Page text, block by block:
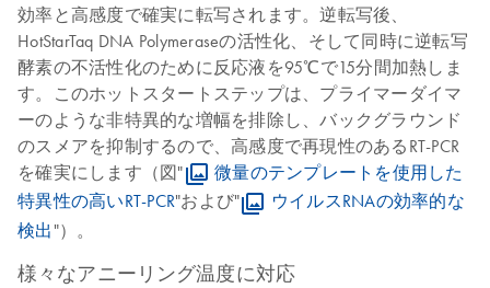
効率と高感度で確実に転写されます。逆転写後、
HotStarTaq DNA Polymeraseの活性化、そして同時に逆転写
酵素の不活性化のために反応液を95℃で15分間加熱しま
す。このホットスタートステップは、プライマーダイマ
ーのような非特異的な増幅を排除し、バックグラウンド
のスメアを抑制するので、高感度で再現性のあるRT-PCR
を確実にします（図"
微量のテンプレートを使用した
特異性の高いRT-PCR"および"
ウイルスRNAの効率的な
検出 "）。
様々なアニーリング温度に対応